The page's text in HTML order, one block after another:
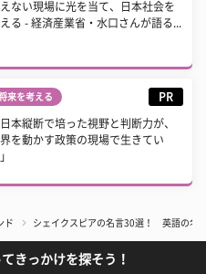
えない現場に光を当て、日本社会を
る - 経済産業省・水口さんが語る...
来を考える PR
日本縦断で培った視野と判断力が、
を動かす政策の現場で生きてい
ド シェイクスピアの名言30選！ 英語の名
きっかけを探そう！